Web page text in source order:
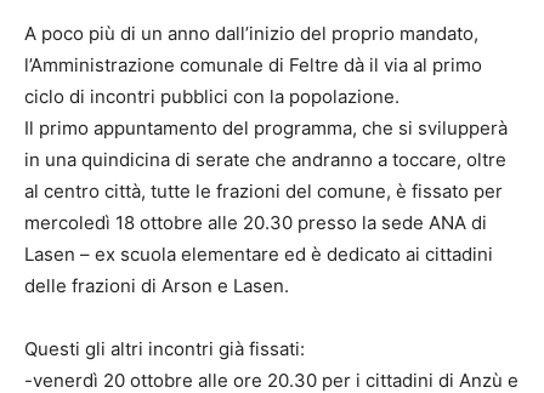
A poco più di un anno dall’inizio del proprio mandato,
l’Amministrazione comunale di Feltre dà il via al primo
ciclo di incontri pubblici con la popolazione.
Il primo appuntamento del programma, che si svilupperà
in una quindicina di serate che andranno a toccare, oltre
al centro città, tutte le frazioni del comune, è fissato per
mercoledì 18 ottobre alle 20.30 presso la sede ANA di
Lasen – ex scuola elementare ed è dedicato ai cittadini
delle frazioni di Arson e Lasen.
Questi gli altri incontri già fissati:
-venerdì 20 ottobre alle ore 20.30 per i cittadini di Anzù e